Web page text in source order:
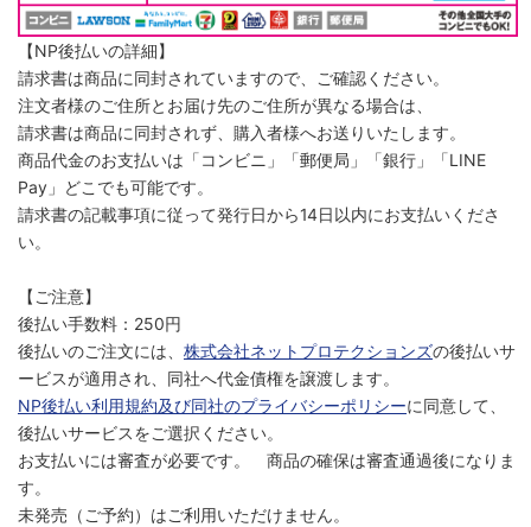
【NP後払いの詳細】
請求書は商品に同封されていますので、ご確認ください。
注文者様のご住所とお届け先のご住所が異なる場合は、
請求書は商品に同封されず、購入者様へお送りいたします。
商品代金のお支払いは「コンビニ」「郵便局」「銀行」「LINE
Pay」どこでも可能です。
請求書の記載事項に従って発行日から14日以内にお支払いくださ
い。
【ご注意】
後払い手数料：250円
後払いのご注文には、 株式会社ネットプロテクションズの後払いサ
ービスが適用され、同社へ代金債権を譲渡します。
NP後払い利用規約及び同社のプライバシーポリシーに同意して、
後払いサービスをご選択ください。
お支払いには審査が必要です。 商品の確保は審査通過後になりま
す。
未発売（ご予約）はご利用いただけません。